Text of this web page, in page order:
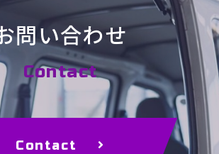
問い合わせ
Contact
Contact